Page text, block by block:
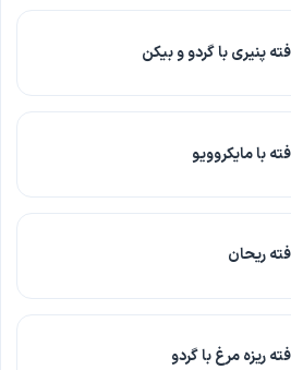
پنیری با گردو و بیکن
با مایکروویو
ریحان
ریزه مرغ با گردو